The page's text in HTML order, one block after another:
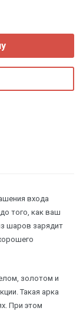
входа
того, как ваш
шаров зарядит
золотом и
Такая арка
При этом